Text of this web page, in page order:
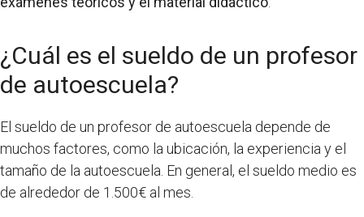
¿Cuál es el sueldo de un profesor
de autoescuela?
El sueldo de un profesor de autoescuela depende de
muchos factores, como la ubicación, la experiencia y el
tamaño de la autoescuela. En general, el sueldo medio es
de alrededor de 1.500€ al mes.